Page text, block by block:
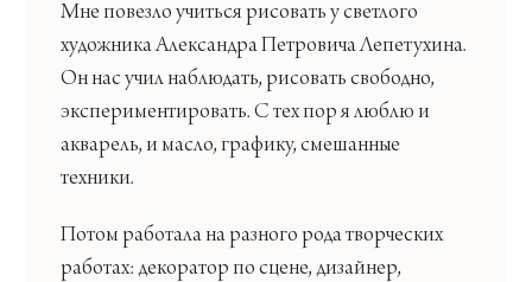
Мне повезло учиться рисовать у светлого
художника Александра Петровича Лепетухина.
Он нас учил наблюдать, рисовать свободно,
экспериментировать. С тех пор я люблю и
акварель, и масло, графику, смешанные
техники.
Потом работала на разного рода творческих
работах: декоратор по сцене, дизайнер,